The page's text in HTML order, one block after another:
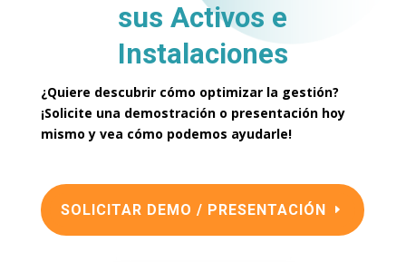
sus Activos e
Instalaciones
¿Quiere descubrir cómo optimizar la gestión?
¡Solicite una demostración o presentación hoy
mismo y vea cómo podemos ayudarle!
SOLICITAR DEMO / PRESENTACIÓN